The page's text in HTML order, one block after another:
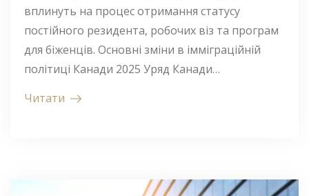
вплинуть на процес отримання статусу
постійного резидента, робочих віз та програм
для біженців. Основні зміни в імміграційній
політиці Канади 2025 Уряд Канади…
Читати